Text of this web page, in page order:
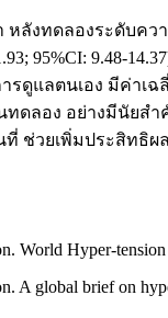
ทดลองระดับความ
95%CI:
ารดูแลตนเอง มีค่า
ทดลอง อย่างมีนัยส
ช่วยเพิ่มประสิทธิ
World Hyper-
A global brief on